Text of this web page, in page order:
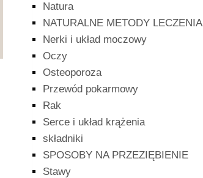
Natura
NATURALNE METODY LECZENIA
Nerki i układ moczowy
Oczy
Osteoporoza
Przewód pokarmowy
Rak
Serce i układ krążenia
składniki
SPOSOBY NA PRZEZIĘBIENIE
Stawy